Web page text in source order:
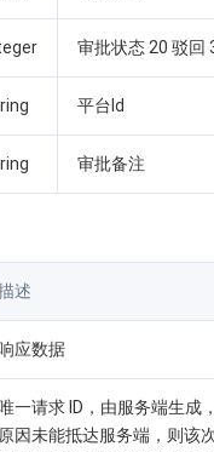
审批状态 20 驳回
平台Id
审批备注
述
应数据
一请求 ID，由服务端生成
原因未能抵达服务端，则该